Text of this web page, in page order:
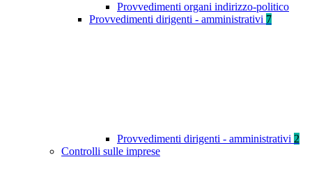
Provvedimenti organi indirizzo-politico
Provvedimenti dirigenti - amministrativi 7
Provvedimenti dirigenti - amministrativi 2
Controlli sulle imprese